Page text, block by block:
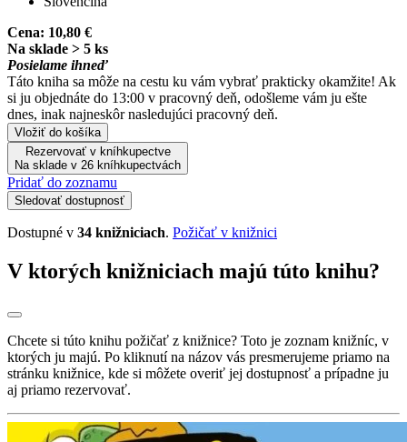
Cena: 10,80 €
Na sklade > 5 ks
Posielame ihneď
Táto kniha sa môže na cestu ku vám vybrať prakticky okamžite! Ak
si ju objednáte do 13:00 v pracovný deň, odošleme vám ju ešte
dnes, inak najneskôr nasledujúci pracovný deň.
Vložiť do košíka
Rezervovať v kníhkupectve
Na sklade v 26 kníhkupectvách
Pridať do zoznamu
Sledovať dostupnosť
Dostupné v 34 knižniciach. Požičať v knižnici
V ktorých knižniciach majú túto knihu?
Chcete si túto knihu požičať z knižnice? Toto je zoznam knižníc, v
ktorých ju majú. Po kliknutí na názov vás presmerujeme priamo na
stránku knižnice, kde si môžete overiť jej dostupnosť a prípadne ju
aj priamo rezervovať.